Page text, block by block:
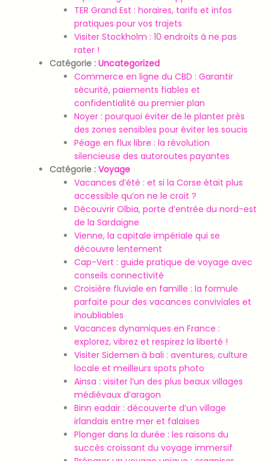
TER Grand Est : horaires, tarifs et infos
pratiques pour vos trajets
Visiter Stockholm : 10 endroits à ne pas
rater !
Catégorie : Uncategorized
Commerce en ligne du CBD : Garantir
sécurité, paiements fiables et
confidentialité au premier plan
Noyer : pourquoi éviter de le planter près
des zones sensibles pour éviter les soucis
Péage en flux libre : la révolution
silencieuse des autoroutes payantes
Catégorie : Voyage
Vacances d’été : et si la Corse était plus
accessible qu’on ne le croit ?
Découvrir Olbia, porte d’entrée du nord-est
de la Sardaigne
Vienne, la capitale impériale qui se
découvre lentement
Cap-Vert : guide pratique de voyage avec
conseils connectivité
Croisière fluviale en famille : la formule
parfaite pour des vacances conviviales et
inoubliables
Vacances dynamiques en France :
explorez, vibrez et respirez la liberté !
Visiter Sidemen à bali : aventures, culture
locale et meilleurs spots photo
Ainsa : visiter l’un des plus beaux villages
médiévaux d’aragon
Binn eadair : découverte d’un village
irlandais entre mer et falaises
Plonger dans la durée : les raisons du
succès croissant du voyage immersif